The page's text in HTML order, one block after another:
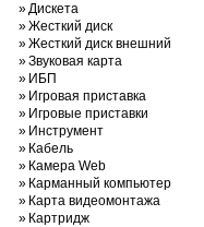
»Дискета
»Жесткий диск
»Жесткий диск внешний
»Звуковая карта
» ИБП
» Игровая приставка
» Игровые приставки
» Инструмент
» Кабель
» Камера Web
» Карманный компьютер
» Карта видеомонтажа
» Картридж